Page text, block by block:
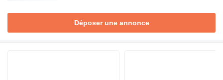
Déposer une annonce